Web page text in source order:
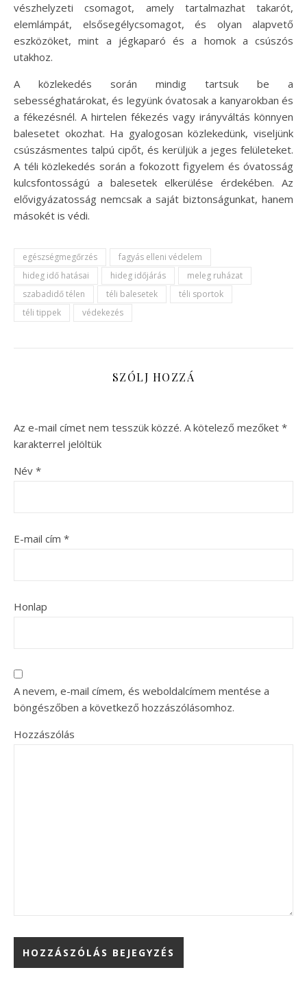
vészhelyzeti csomagot, amely tartalmazhat takarót,
elemlámpát, elsősegélycsomagot, és olyan alapvető
eszközöket, mint a jégkaparó és a homok a csúszós
utakhoz.
A közlekedés során mindig tartsuk be a
sebességhatárokat, és legyünk óvatosak a kanyarokban és
a fékezésnél. A hirtelen fékezés vagy irányváltás könnyen
balesetet okozhat. Ha gyalogosan közlekedünk, viseljünk
csúszásmentes talpú cipőt, és kerüljük a jeges felületeket.
A téli közlekedés során a fokozott figyelem és óvatosság
kulcsfontosságú a balesetek elkerülése érdekében. Az
elővigyázatosság nemcsak a saját biztonságunkat, hanem
másokét is védi.
egészségmegőrzés
fagyás elleni védelem
hideg idő hatásai
hideg időjárás
meleg ruházat
szabadidő télen
téli balesetek
téli sportok
téli tippek
védekezés
SZÓLJ HOZZÁ
Az e-mail címet nem tesszük közzé. A kötelező mezőket *
karakterrel jelöltük
Név *
E-mail cím *
Honlap
A nevem, e-mail címem, és weboldalcímem mentése a
böngészőben a következő hozzászólásomhoz.
Hozzászólás